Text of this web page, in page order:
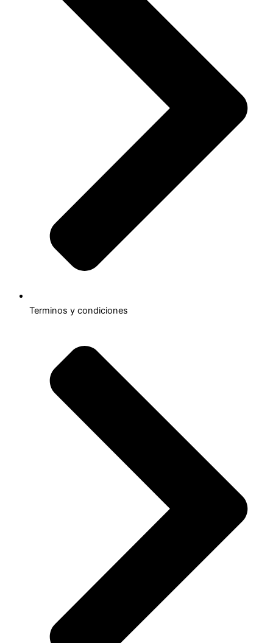
Terminos y condiciones